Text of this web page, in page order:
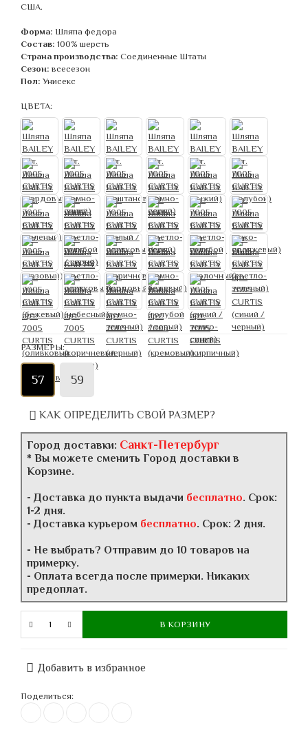
США.
Форма: Шляпа федора
Состав: 100% шерсть
Страна производства: Соединенные Штаты
Сезон: всесезон
Пол: Унисекс
ЦВЕТА:
РАЗМЕРЫ:
57 59
КАК ОПРЕДЕЛИТЬ СВОЙ РАЗМЕР?
Город доставки: Санкт-Петербург
* Вы можете сменить Город доставки в
Корзине.
- Доставка до пункта выдачи бесплатно. Срок:
1-2 дня.
- Доставка курьером бесплатно. Срок: 2 дня.
- Не выбрать? Отправим до 10 товаров на
примерку.
- Оплата всегда после примерки. Никаких
предоплат.
В КОРЗИНУ
Добавить в избранное
Поделиться: